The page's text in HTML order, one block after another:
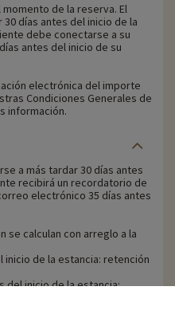
de la reserva. El
días antes del inicio de la
debe conectarse a su
antes del inicio de su
electrónica del importe
Condiciones Generales de
información.
a más tardar 30 días antes
recibirá un recordatorio de
electrónico 35 días antes
se calculan con arreglo a la
inicio de la estancia: retención
del inicio de la estancia: